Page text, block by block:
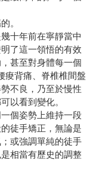
。
十年前在寧靜當中
了這一領悟的有效
甚至對身體每一個
痠背痛、脊椎椎間盤
不良，乃至於慢性
以看到變化。
個姿勢上維持一段
徒手矯正，無論是
或強調單純的徒手
相當有歷史的調整